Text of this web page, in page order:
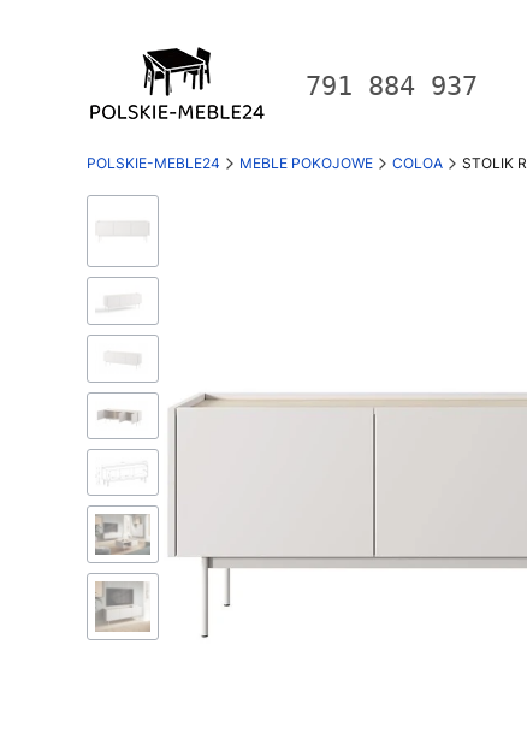
791 884 937
POLSKIE-MEBLE24 MEBLE POKOJOWE COLOA STOLIK